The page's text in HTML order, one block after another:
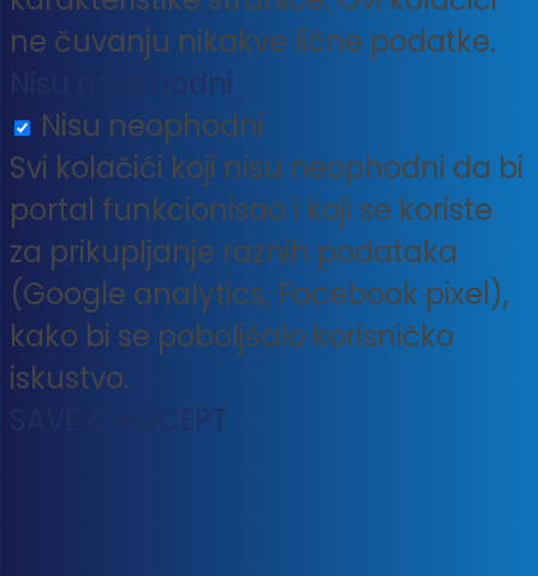
ne čuvanju nikakve lične podatke.
Nisu neophodni
Nisu neophodni
Svi kolačići koji nisu neophodni da bi
portal funkcionisao i koji se koriste
za prikupljanje raznih podataka
(Google analytics, Facebook pixel),
kako bi se poboljšalo korisničko
iskustvo.
SAVE & ACCEPT